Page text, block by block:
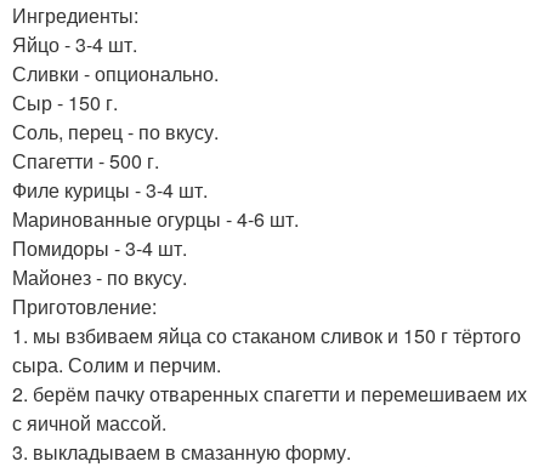
Ингредиенты:
Яйцо - 3-4 шт.
Сливки - опционально.
Сыр - 150 г.
Соль, перец - по вкусу.
Спагетти - 500 г.
Филе курицы - 3-4 шт.
Маринованные огурцы - 4-6 шт.
Помидоры - 3-4 шт.
Майонез - по вкусу.
Приготовление:
1. мы взбиваем яйца со стаканом сливок и 150 г тёртого
сыра. Солим и перчим.
2. берём пачку отваренных спагетти и перемешиваем их
с яичной массой.
3. выкладываем в смазанную форму.